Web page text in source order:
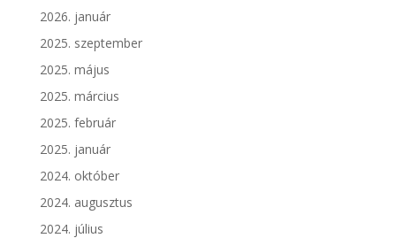
2026. január
2025. szeptember
2025. május
2025. március
2025. február
2025. január
2024. október
2024. augusztus
2024. július